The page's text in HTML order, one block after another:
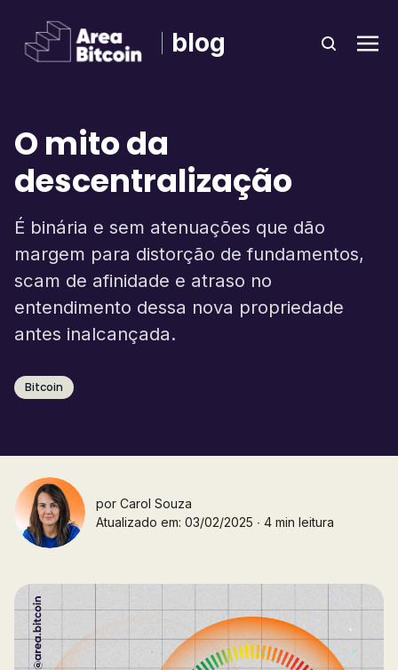
blog
O mito da
descentralização
É binária e sem atenuações que dão
margem para distorção de fundamentos,
scam de afinidade e atraso no
entendimento dessa nova propriedade
antes inalcançada.
Bitcoin
por Carol Souza
Atualizado em: 03/02/2025 ∙ 4 min leitura